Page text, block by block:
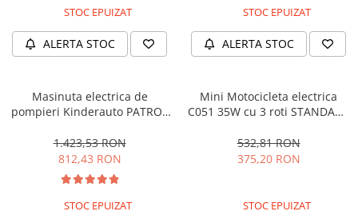
STOC EPUIZAT
ALERTA STOC
STOC EPUIZAT
ALERTA STOC
Masinuta electrica de
pompieri Kinderauto PATROL
1.423,53 RON
812,43 RON
STOC EPUIZAT
Mini Motocicleta electrica
C051 35W cu 3 roti STANDARD
532,81 RON
375,20 RON
STOC EPUIZAT